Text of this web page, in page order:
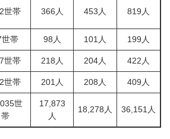
世帯 366人 453人 819人
帯 98人 101人 199人
世帯 218人 204人 422人
世帯 201人 208人 409人
世
帯
17,873
人
18,278人 36,151人